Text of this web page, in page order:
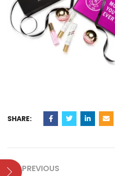
SHARE:
PREVIOUS